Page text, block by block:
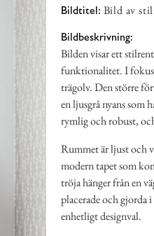
Bildtitel: Bild av
Bildbeskrivning:
Bilden visar ett
funktionalitet. I fokus
trägolv. Den större
en ljusgrå nyans som
rymlig och robust,
Rummet är ljust och
modern tapet som
tröja hänger från en
placerade och gjorda
enhetligt designval.